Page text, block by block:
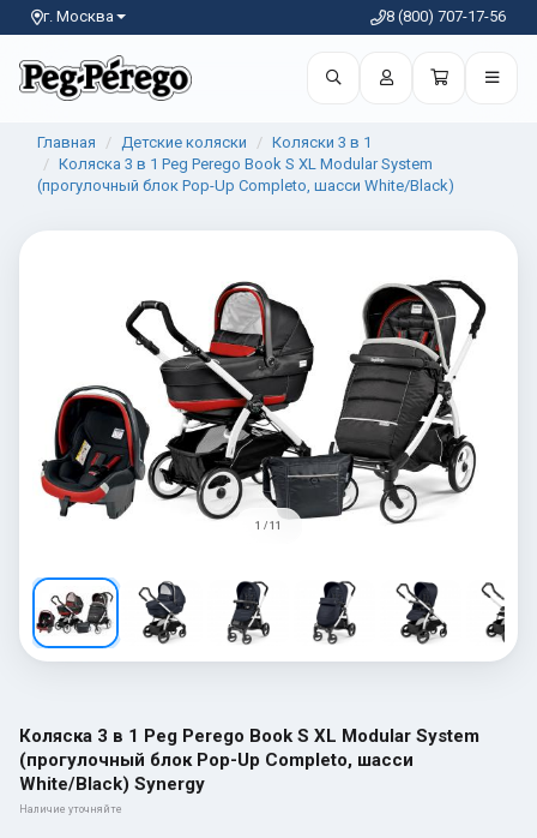
г. Москва 8 (800) 707-17-56
Главная Детские коляски
Коляски 3 в 1
Коляска 3 в 1 Peg Perego Book S XL Modular System
(прогулочный блок Pop-Up Completo, шасси White/Black)
1 / 11
Коляска 3 в 1 Peg Perego Book S XL Modular System
(прогулочный блок Pop-Up Completo, шасси
White/Black) Synergy
Наличие уточняйте